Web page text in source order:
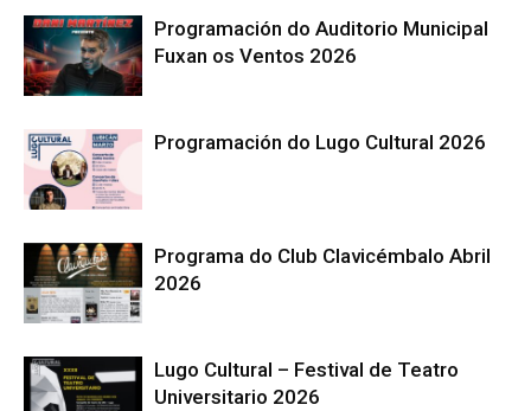
Programación do Auditorio Municipal
Fuxan os Ventos 2026
Programación do Lugo Cultural 2026
Programa do Club Clavicémbalo Abril
2026
Lugo Cultural – Festival de Teatro
Universitario 2026